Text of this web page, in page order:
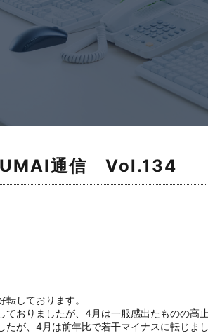
通信 Vol.134
しております。
おりましたが、 4月は一服感出たものの高
が、 4月は前年比で若干マイナスに転じまし